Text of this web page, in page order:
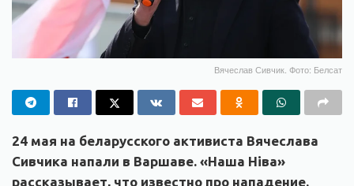
Вячеслав Сивчик. Фото: Белсат
24 мая на беларусского активиста Вячеслава
Сивчика напали в Варшаве. «Наша Ніва»
рассказывает, что известно про нападение.